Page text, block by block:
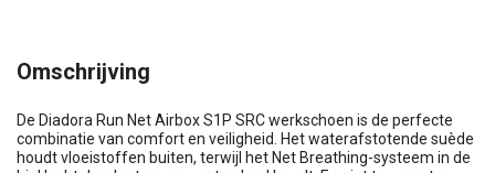
Omschrijving
De Diadora Run Net Airbox S1P SRC werkschoen is de perfecte
combinatie van comfort en veiligheid. Het waterafstotende suède
houdt vloeistoffen buiten, terwijl het Net Breathing-systeem in de